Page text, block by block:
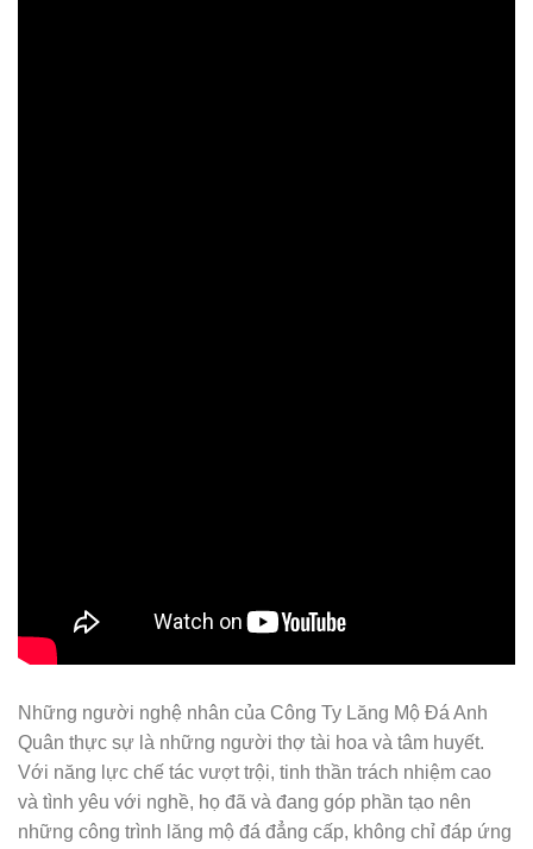
Những người nghệ nhân của Công Ty Lăng Mộ Đá Anh
Quân thực sự là những người thợ tài hoa và tâm huyết.
Với năng lực chế tác vượt trội, tinh thần trách nhiệm cao
và tình yêu với nghề, họ đã và đang góp phần tạo nên
những công trình lăng mộ đá đẳng cấp, không chỉ đáp ứng